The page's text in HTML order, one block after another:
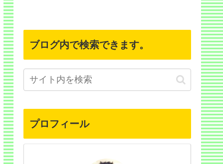
ブログ内で検索できます。
プロフィール